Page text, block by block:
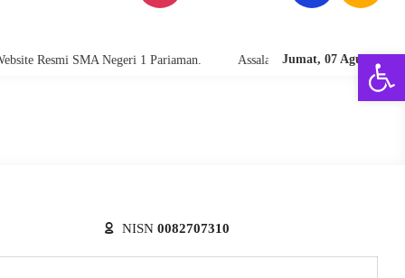
Jumat, 07 Agu 2026
Resmi SMA Negeri 1 Pariaman. Assalamu'alaikum warahmatullahi
NISN 0082707310